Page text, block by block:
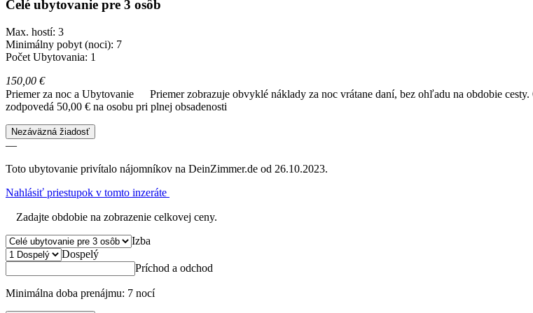
Celé ubytovanie pre 3 osôb
Max. hostí: 3
Minimálny pobyt (noci): 7
Počet Ubytovania: 1
150,00 €
Priemer za noc a Ubytovanie
Priemer zobrazuje obvyklé náklady za noc vrátane daní, bez ohľadu na obdobie
zodpovedá 50,00 € na osobu pri plnej obsadenosti
Nezáväzná žiadosť
—
Toto ubytovanie privítalo nájomníkov na DeinZimmer.de od 26.10.2023.
Nahlásiť priestupok v tomto inzeráte
Zadajte obdobie na zobrazenie celkovej ceny.
Izba
Dospelý
Príchod a odchod
Minimálna doba prenájmu: 7 nocí